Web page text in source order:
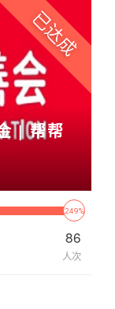
| 帮帮
249%
86
人次